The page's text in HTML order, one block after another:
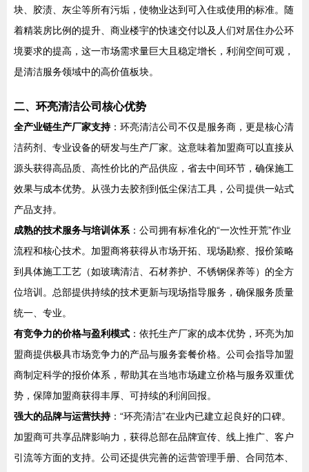
块、胶渍、灰尘等所有污垢，使物业达到可入住或使用的标准。随
着精装房比例的提升、商业楼宇的快速交付以及人们对居住办公环
境要求的提高，这一市场需求量巨大且稳定增长，利润空间可观，
是清洁服务领域中的高价值板块。
二、环亮清洁公司核心优势
全产业链生产厂家支持：环亮清洁公司不仅是服务商，更是核心清
洁药剂、专业设备的研发与生产厂家。这意味着加盟商可以直接从
源头获得高品质、高性价比的产品供应，省去中间环节，确保施工
效果与成本优势。从强力去胶剂到低尘保洁工具，公司提供一站式
产品支持。
成熟的技术服务与培训体系 ：公司拥有标准化的“一次性开荒”作业
流程和核心技术。加盟商将获得从市场开拓、现场勘察、报价策略
到具体施工工艺（如玻璃清洁、石材养护、不锈钢保养等）的全方
位培训。总部提供持续的技术更新与现场指导服务，确保服务质量
统一、专业。
有竞争力的价格与盈利模式 ：依托生产厂家的成本优势，环亮为加
盟商提供极具市场竞争力的产品与服务套餐价格。公司会指导加盟
商制定科学的报价体系，帮助其在当地市场建立价格与服务双重优
势，保障加盟商获得丰厚、可持续的利润回报。
强大的品牌与运营扶持：“环亮清洁”在业内已建立起良好的口碑。
加盟商可共享品牌影响力，获得总部在品牌宣传、线上推广、客户
引流等方面的支持。公司还提供完善的运营管理手册、合同范本、